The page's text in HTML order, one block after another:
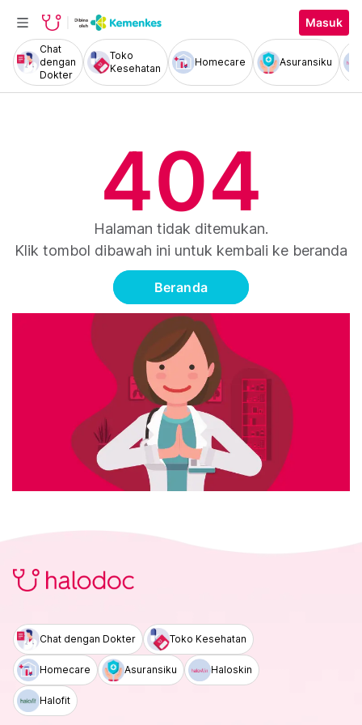
Masuk
Chat
dengan
Dokter
Toko
Kesehatan
Homecare Asuransiku
404
Halaman tidak ditemukan.
Klik tombol dibawah ini untuk kembali ke beranda
Beranda
Chat dengan Dokter Toko Kesehatan
Homecare Asuransiku Haloskin
Halofit